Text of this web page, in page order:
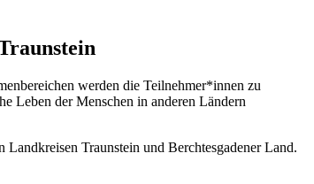
werden die Teilnehmer*innen zu
Leben der Menschen in anderen Ländern
Traunstein und Berchtesgadener Land.